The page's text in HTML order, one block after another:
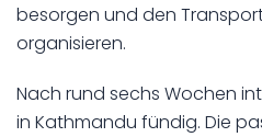
besorgen und den
organisieren.
Nach rund sechs Wochen
in Kathmandu fündig. Die